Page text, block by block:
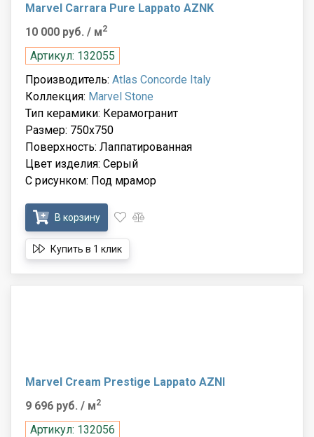
Marvel Carrara Pure Lappato AZNK
10 000 руб. / м2
Артикул: 132055
Производитель: Atlas Concorde Italy
Коллекция: Marvel Stone
Тип керамики: Керамогранит
Размер: 750x750
Поверхность: Лаппатированная
Цвет изделия: Серый
С рисунком: Под мрамор
В корзину
Купить в 1 клик
Marvel Cream Prestige Lappato AZNI
9 696 руб. / м2
Артикул: 132056